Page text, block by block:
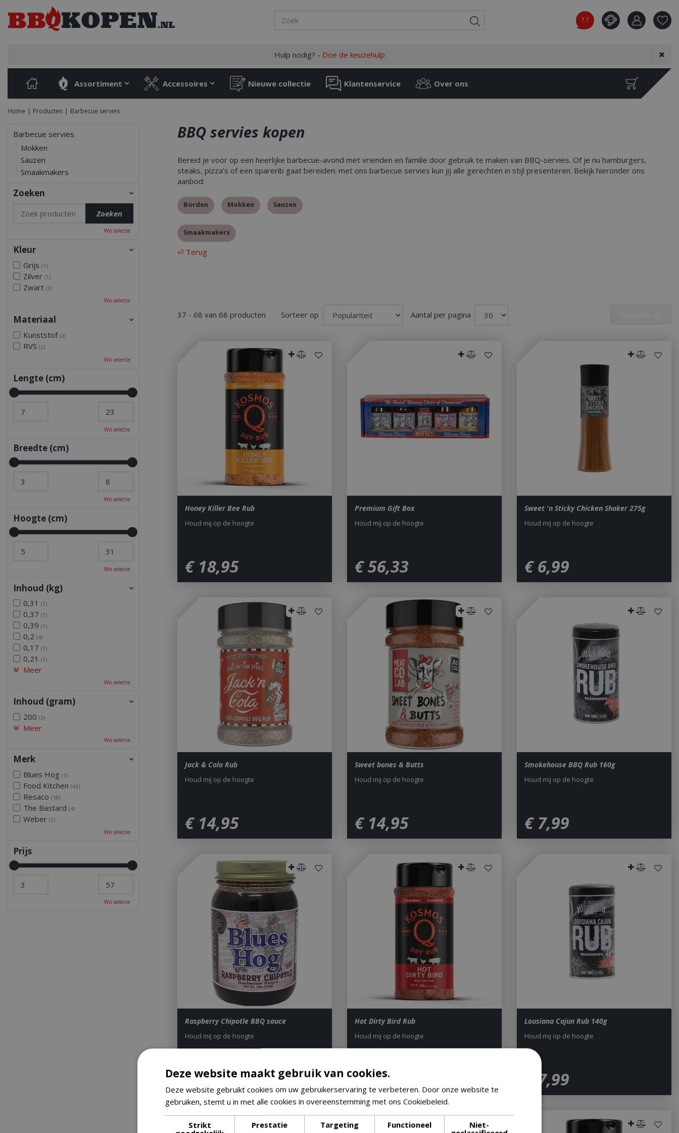
naar
content
Home Producten Barbecue servies
7.7
Hulp nodig? - Doe de keuzehulp
Assortiment Accessoires Nieuwe collectie Klantenservice Over ons
BBQ servies kopen
Bereid je voor op een heerlijke barbecue-avond met vrienden en familie door gebruik te maken van BBQ-servies. Of je nu hamburgers,
steaks, pizza’s of een sparerib gaat bereiden: met ons barbecue servies kun jij alle gerechten in stijl presenteren. Bekijk hieronder ons
aanbod:
Borden Mokken Sauzen
Smaakmakers
⏎ Terug
37 - 68 van 68 producten Aantal per pagina
Sorteer op
Honey Killer Bee Rub
€ 18,95
Houd mij op de hoogte
Premium Gift Box
€56,33
Houd mij op de hoogte
Sweet 'n Sticky Chicken Shaker 275g
€ 6,99
Houd mij op de hoogte
Jack & Cola Rub
€ 14,95
Houd mij op de hoogte
Sweet bones & Butts
€ 14,95
Houd mij op de hoogte
Smokehouse BBQ Rub 160g
€ 7,99
Houd mij op de hoogte
Raspberry Chipotle BBQ sauce
€ 16,95
Houd mij op de hoogte
Hot Dirty Bird Rub
€18,
Houd mij op de hoogte
Lousiana Cajun Rub 140g
7,99
Houd mij op de hoogte
Barbecue servies
Mokken
Sauzen
Smaakmakers
Zoeken
Wis selectie
Kleur
Grijs (1)
Zilver (1)
Zwart (3)
Wis selectie
Materiaal
Kunststof (2)
RVS (2)
Wis selectie
Lengte (cm)
Wis selectie
Breedte (cm)
Wis selectie
Hoogte (cm)
Wis selectie
Inhoud (kg)
0,31 (1)
0,37 (1)
0,39 (1)
0,2 (4)
0,17 (1)
0,21 (1)
Meer
Wis selectie
Inhoud (gram)
200 (3)
Meer
Wis selectie
Merk
Blues Hog (1)
Food Kitchen (43)
Resaco (18)
The Bastard (4)
Weber (2)
Wis selectie
Prijs
Wis selectie
Deze website maakt gebruik van cookies.
Deze website gebruikt cookies om uw gebruikerservaring te verbeteren. Door onze website te
gebruiken, stemt u in met alle cookies in overeenstemming met ons Cookiebeleid.
Strikt
Prestatie Targeting Functioneel
Niet-